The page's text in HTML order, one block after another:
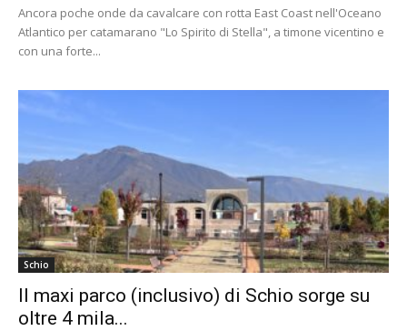
Ancora poche onde da cavalcare con rotta East Coast nell'Oceano
Atlantico per catamarano "Lo Spirito di Stella", a timone vicentino e
con una forte...
Schio
Il maxi parco (inclusivo) di Schio sorge su
oltre 4 mila...